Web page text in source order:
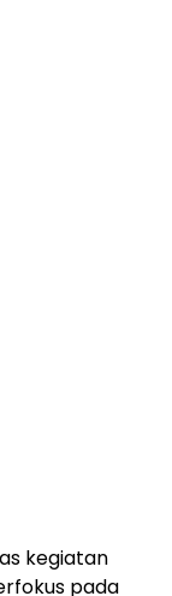
kegiatan
pada